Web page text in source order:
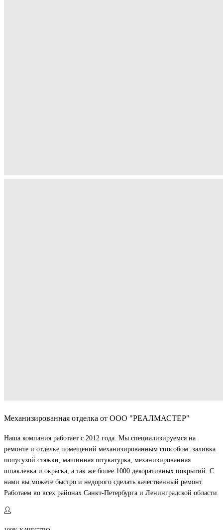
Механизированная отделка от ООО "РЕАЛМАСТЕР"
Наша компания работает с 2012 года. Мы специализируемся на
ремонте и отделке помещений механизированным способом: заливка
полусухой стяжки, машинная штукатурка, механизированная
шпаклевка и окраска, а так же более 1000 декоративных покрытий. С
нами вы можете быстро и недорого сделать качественный ремонт.
Работаем во всех районах Санкт-Петербурга и Ленинградской области.